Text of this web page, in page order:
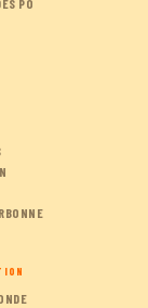
PO